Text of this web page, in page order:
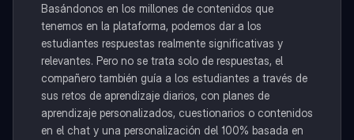
Basándonos en los millones de contenidos que
tenemos en la plataforma, podemos dar a los
estudiantes respuestas realmente significativas y
relevantes. Pero no se trata solo de respuestas, el
compañero también guía a los estudiantes a través de
sus retos de aprendizaje diarios, con planes de
aprendizaje personalizados, cuestionarios o contenidos
en el chat y una personalización del 100% basada en